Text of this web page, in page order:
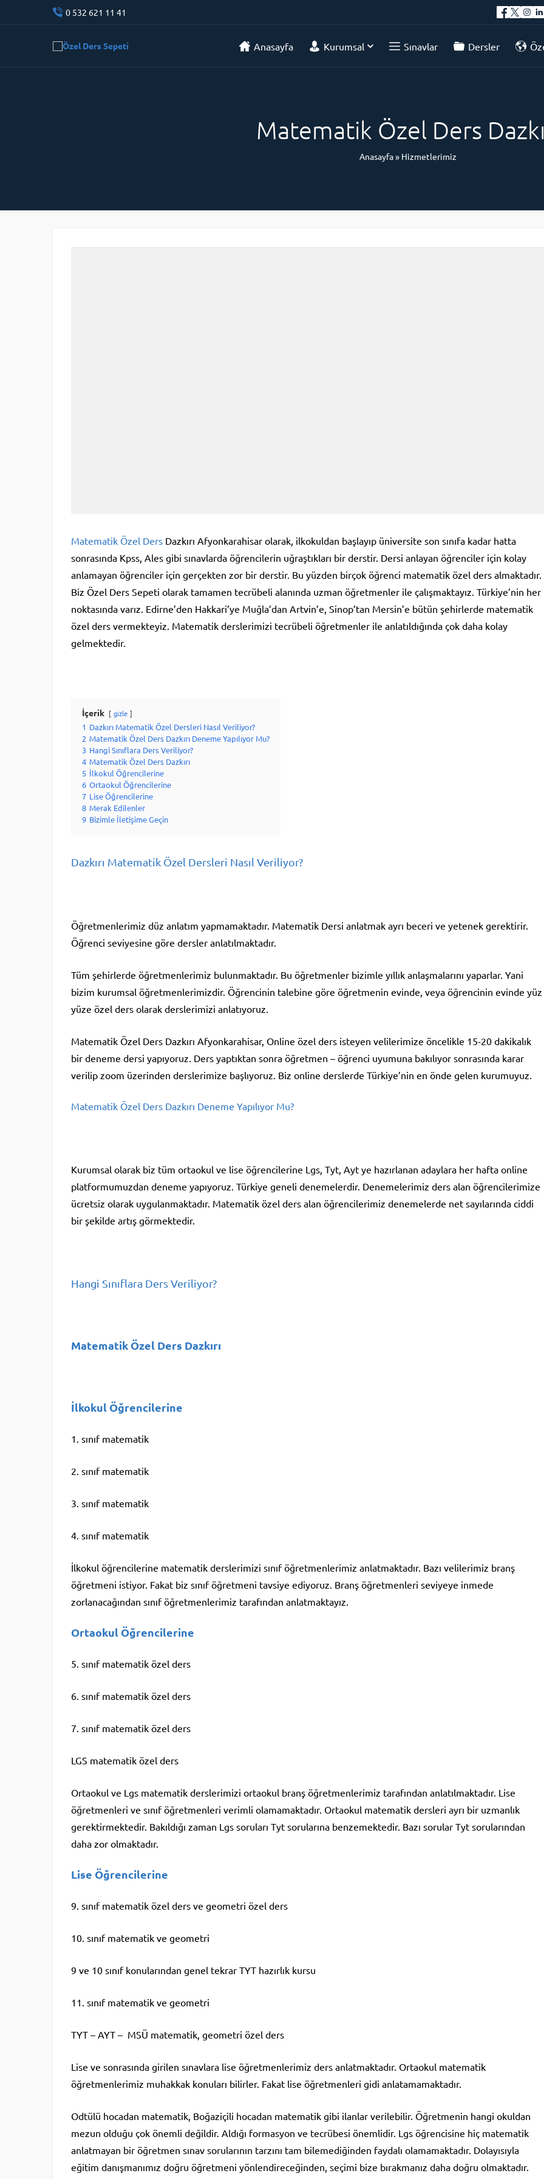
0 532 621 11 41
Anasayfa Kurumsal Sınavlar Dersler
Matematik Özel Ders
Anasayfa» Hizmetlerimiz
Matematik Özel Ders Dazkırı Afyonkarahisar olarak, ilkokuldan başlayıp üniversite son sınıfa kadar hatta
sonrasında Kpss, Ales gibi sınavlarda öğrencilerin uğraştıkları bir derstir. Dersi anlayan öğrenciler için kolay
anlamayan öğrenciler için gerçekten zor bir derstir. Bu yüzden birçok öğrenci matematik özel ders almaktadır.
Biz Özel Ders Sepeti olarak tamamen tecrübeli alanında uzman öğretmenler ile çalışmaktayız. Türkiye’nin her
noktasında varız. Edirne’den Hakkari’ye Muğla’dan Artvin’e, Sinop’tan Mersin’e bütün şehirlerde matematik
özel ders vermekteyiz. Matematik derslerimizi tecrübeli öğretmenler ile anlatıldığında çok daha kolay
gelmektedir.
İçerik gizle
1 Dazkırı Matematik Özel Dersleri Nasıl Veriliyor?
2 Matematik Özel Ders Dazkırı Deneme Yapılıyor Mu?
3 Hangi Sınıflara Ders Veriliyor?
4 Matematik Özel Ders Dazkırı
5 İlkokul Öğrencilerine
6 Ortaokul Öğrencilerine
7 Lise Öğrencilerine
8 Merak Edilenler
9 Bizimle İletişime Geçin
Dazkırı Matematik Özel Dersleri Nasıl Veriliyor?
Öğretmenlerimiz düz anlatım yapmamaktadır. Matematik Dersi anlatmak ayrı beceri ve yetenek gerektirir.
Öğrenci seviyesine göre dersler anlatılmaktadır.
Tüm şehirlerde öğretmenlerimiz bulunmaktadır. Bu öğretmenler bizimle yıllık anlaşmalarını yaparlar. Yani
bizim kurumsal öğretmenlerimizdir. Öğrencinin talebine göre öğretmenin evinde, veya öğrencinin evinde yüz
yüze özel ders olarak derslerimizi anlatıyoruz.
Matematik Özel Ders Dazkırı Afyonkarahisar, Online özel ders isteyen velilerimize öncelikle 15-20 dakikalık
bir deneme dersi yapıyoruz. Ders yaptıktan sonra öğretmen – öğrenci uyumuna bakılıyor sonrasında karar
verilip zoom üzerinden derslerimize başlıyoruz. Biz online derslerde Türkiye’nin en önde gelen kurumuyuz.
Matematik Özel Ders Dazkırı Deneme Yapılıyor Mu?
Kurumsal olarak biz tüm ortaokul ve lise öğrencilerine Lgs, Tyt, Ayt ye hazırlanan adaylara her hafta online
platformumuzdan deneme yapıyoruz. Türkiye geneli denemelerdir. Denemelerimiz ders alan öğrencilerimize
ücretsiz olarak uygulanmaktadır. Matematik özel ders alan öğrencilerimiz denemelerde net sayılarında ciddi
bir şekilde artış görmektedir.
Hangi Sınıflara Ders Veriliyor?
Matematik Özel Ders Dazkırı
İlkokul Öğrencilerine
1. sınıf matematik
2. sınıf matematik
3. sınıf matematik
4. sınıf matematik
İlkokul öğrencilerine matematik derslerimizi sınıf öğretmenlerimiz anlatmaktadır. Bazı velilerimiz branş
öğretmeni istiyor. Fakat biz sınıf öğretmeni tavsiye ediyoruz. Branş öğretmenleri seviyeye inmede
zorlanacağından sınıf öğretmenlerimiz tarafından anlatmaktayız.
Ortaokul Öğrencilerine
5. sınıf matematik özel ders
6. sınıf matematik özel ders
7. sınıf matematik özel ders
LGS matematik özel ders
Ortaokul ve Lgs matematik derslerimizi ortaokul branş öğretmenlerimiz tarafından anlatılmaktadır. Lise
öğretmenleri ve sınıf öğretmenleri verimli olamamaktadır. Ortaokul matematik dersleri ayrı bir uzmanlık
gerektirmektedir. Bakıldığı zaman Lgs soruları Tyt sorularına benzemektedir. Bazı sorular Tyt sorularından
daha zor olmaktadır.
Lise Öğrencilerine
9. sınıf matematik özel ders ve geometri özel ders
10. sınıf matematik ve geometri
9 ve 10 sınıf konularından genel tekrar TYT hazırlık kursu
11. sınıf matematik ve geometri
TYT – AYT – MSÜ matematik, geometri özel ders
Lise ve sonrasında girilen sınavlara lise öğretmenlerimiz ders anlatmaktadır. Ortaokul matematik
öğretmenlerimiz muhakkak konuları bilirler. Fakat lise öğretmenleri gidi anlatamamaktadır.
Odtülü hocadan matematik, Boğaziçili hocadan matematik gibi ilanlar verilebilir. Öğretmenin hangi okuldan
mezun olduğu çok önemli değildir. Aldığı formasyon ve tecrübesi önemlidir. Lgs öğrencisine hiç matematik
anlatmayan bir öğretmen sınav sorularının tarzını tam bilemediğinden faydalı olamamaktadır. Dolayısıyla
eğitim danışmanımız doğru öğretmeni yönlendireceğinden, seçimi bize bırakmanız daha doğru olmaktadır.